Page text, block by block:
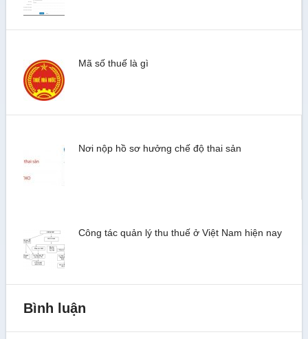
Mã số thuế là gì
Nơi nộp hồ sơ hưởng chế độ thai sản
Công tác quản lý thu thuế ở Việt Nam hiện nay
Bình luận